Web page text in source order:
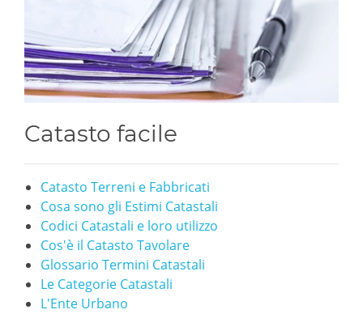
Catasto facile
Catasto Terreni e Fabbricati
Cosa sono gli Estimi Catastali
Codici Catastali e loro utilizzo
Cos'è il Catasto Tavolare
Glossario Termini Catastali
Le Categorie Catastali
L'Ente Urbano